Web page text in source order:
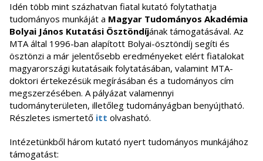
Idén több mint százhatvan fiatal kutató folytathatja
tudományos munkáját a Magyar Tudományos Akadémia
Bolyai János Kutatási Ösztöndíjának támogatásával. Az
MTA által 1996-ban alapított Bolyai-ösztöndíj segíti és
ösztönzi a már jelentősebb eredményeket elért fiatalokat
magyarországi kutatásaik folytatásában, valamint MTA-
doktori értekezésük megírásában és a tudományos cím
megszerzésében. A pályázat valamennyi
tudományterületen, illetőleg tudományágban benyújtható.
Részletes ismertető itt olvasható.
Intézetünkből három kutató nyert tudományos munkájához
támogatást: